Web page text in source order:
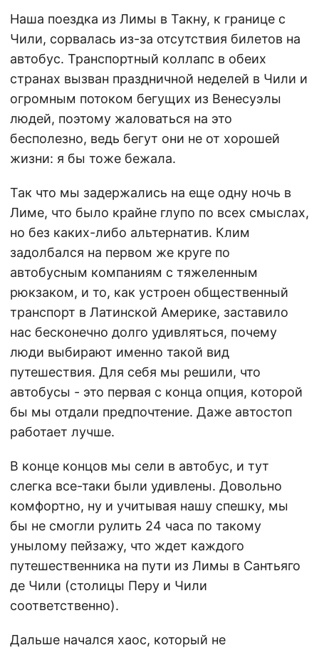
Наша поездка из Лимы в Такну, к границе с
Чили, сорвалась из-за отсутствия билетов на
автобус. Транспортный коллапс в обеих
странах вызван праздничной неделей в Чили и
огромным потоком бегущих из Венесуэлы
людей, поэтому жаловаться на это
бесполезно, ведь бегут они не от хорошей
жизни: я бы тоже бежала.
Так что мы задержались на еще одну ночь в
Лиме, что было крайне глупо по всех смыслах,
но без каких-либо альтернатив. Клим
задолбался на первом же круге по
автобусным компаниям с тяжеленным
рюкзаком, и то, как устроен общественный
транспорт в Латинской Америке, заставило
нас бесконечно долго удивляться, почему
люди выбирают именно такой вид
путешествия. Для себя мы решили, что
автобусы - это первая с конца опция, которой
бы мы отдали предпочтение. Даже автостоп
работает лучше.
В конце концов мы сели в автобус, и тут
слегка все-таки были удивлены. Довольно
комфортно, ну и учитывая нашу спешку, мы
бы не смогли рулить 24 часа по такому
унылому пейзажу, что ждет каждого
путешественника на пути из Лимы в Сантьяго
де Чили (столицы Перу и Чили
соответственно).
Дальше начался хаос, который не